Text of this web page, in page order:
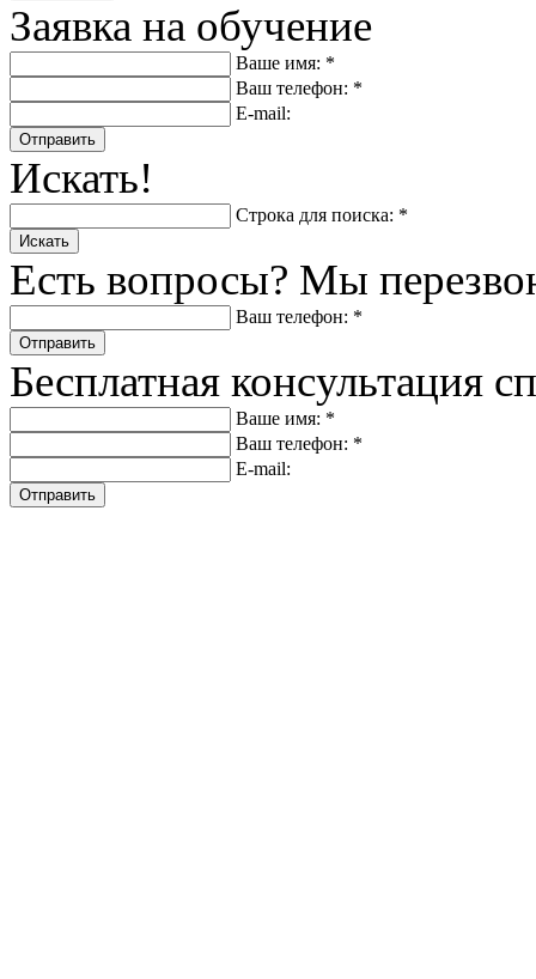
Заявка на обучение
Ваше имя: *
Ваш телефон: *
E-mail:
Отправить
Искать!
Строка для поиска: *
Искать
Есть вопросы? Мы
Ваш телефон: *
Отправить
Бесплатная консультация
Ваше имя: *
Ваш телефон: *
E-mail:
Отправить